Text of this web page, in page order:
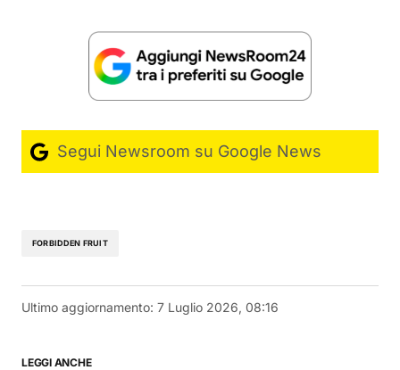
Segui Newsroom su Google News
FORBIDDEN FRUIT
Ultimo aggiornamento: 7 Luglio 2026, 08:16
LEGGI ANCHE